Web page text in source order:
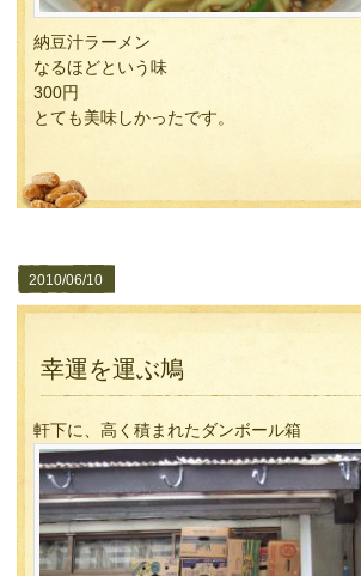
納豆汁ラーメン
なるほどという味
300円
とても美味しかったです。
2010/06/10
幸運を運ぶ鳩
軒下に、高く積まれたダンボール箱